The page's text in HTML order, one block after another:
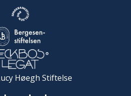
Høegh Stiftelse